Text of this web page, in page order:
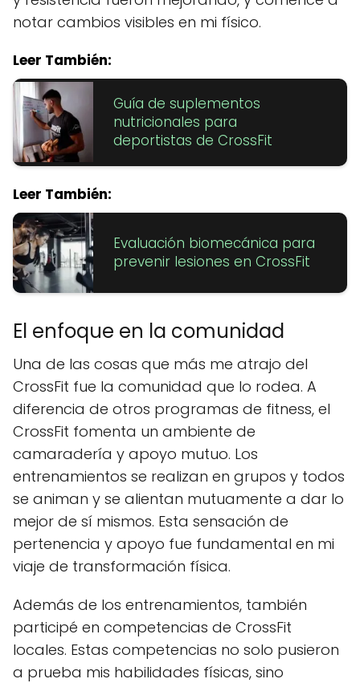
notar cambios visibles en mi físico.
Leer También:
Guía de suplementos
nutricionales para
deportistas de CrossFit
Leer También:
Evaluación biomecánica para
prevenir lesiones en CrossFit
El enfoque en la comunidad
Una de las cosas que más me atrajo del
CrossFit fue la comunidad que lo rodea. A
diferencia de otros programas de fitness, el
CrossFit fomenta un ambiente de
camaradería y apoyo mutuo. Los
entrenamientos se realizan en grupos y todos
se animan y se alientan mutuamente a dar lo
mejor de sí mismos. Esta sensación de
pertenencia y apoyo fue fundamental en mi
viaje de transformación física.
Además de los entrenamientos, también
participé en competencias de CrossFit
locales. Estas competencias no solo pusieron
a prueba mis habilidades físicas, sino